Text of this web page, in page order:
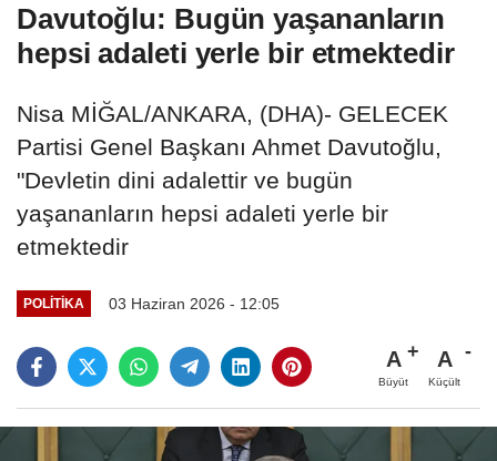
Davutoğlu: Bugün yaşananların
hepsi adaleti yerle bir etmektedir
Nisa MİĞAL/ANKARA, (DHA)- GELECEK
Partisi Genel Başkanı Ahmet Davutoğlu,
"Devletin dini adalettir ve bugün
yaşananların hepsi adaleti yerle bir
etmektedir
POLITIKA 03 Haziran 2026 - 12:05
A
Büyüt
A
Küçült